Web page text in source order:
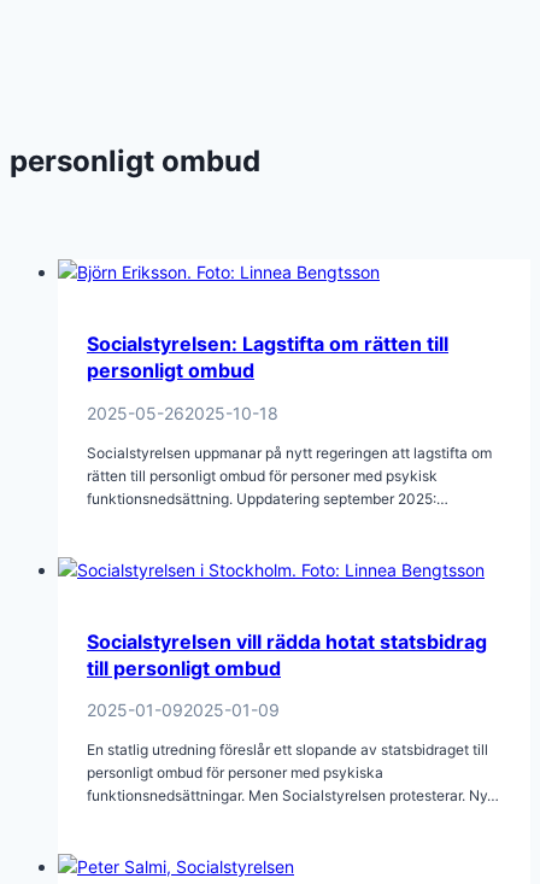
personligt ombud
Socialstyrelsen: Lagstifta om rätten till
personligt ombud
2025-05-262025-10-18
Socialstyrelsen uppmanar på nytt regeringen att lagstifta om
rätten till personligt ombud för personer med psykisk
funktionsnedsättning. Uppdatering september 2025:…
Socialstyrelsen vill rädda hotat statsbidrag
till personligt ombud
2025-01-092025-01-09
En statlig utredning föreslår ett slopande av statsbidraget till
personligt ombud för personer med psykiska
funktionsnedsättningar. Men Socialstyrelsen protesterar. Ny…